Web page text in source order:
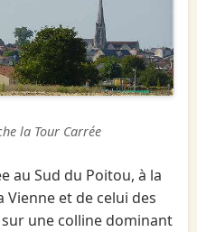
la Tour Carrée
au Sud du Poitou, à la
et de celui des
sur une colline dominant